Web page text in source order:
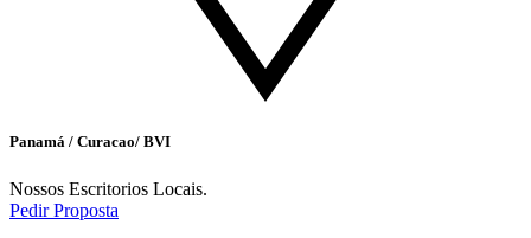
Panamá / Curacao/ BVI
Nossos Escritorios Locais.
Pedir Proposta